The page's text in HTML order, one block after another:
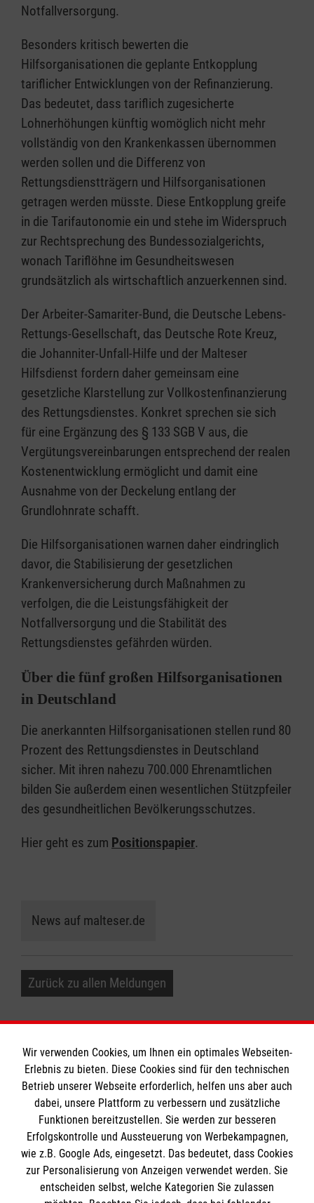
Notfallversorgung.
Besonders kritisch bewerten die
Hilfsorganisationen die geplante Entkopplung
tariflicher Entwicklungen von der Refinanzierung.
Das bedeutet, dass tariflich zugesicherte
Lohnerhöhungen künftig womöglich nicht mehr
vollständig von den Krankenkassen übernommen
werden sollen und die Differenz von
Rettungsdienstträgern und Hilfsorganisationen
getragen werden müsste. Diese Entkopplung greife
in die Tarifautonomie ein und stehe im Widerspruch
zur Rechtsprechung des Bundessozialgerichts,
wonach Tariflöhne im Gesundheitswesen
grundsätzlich als wirtschaftlich anzuerkennen sind.
Der Arbeiter-Samariter-Bund, die Deutsche Lebens-
Rettungs-Gesellschaft, das Deutsche Rote Kreuz,
die Johanniter-Unfall-Hilfe und der Malteser
Hilfsdienst fordern daher gemeinsam eine
gesetzliche Klarstellung zur Vollkostenfinanzierung
des Rettungsdienstes. Konkret sprechen sie sich
für eine Ergänzung des § 133 SGB V aus, die
Vergütungsvereinbarungen entsprechend der realen
Kostenentwicklung ermöglicht und damit eine
Ausnahme von der Deckelung entlang der
Grundlohnrate schafft.
Die Hilfsorganisationen warnen daher eindringlich
davor, die Stabilisierung der gesetzlichen
Krankenversicherung durch Maßnahmen zu
verfolgen, die die Leistungsfähigkeit der
Notfallversorgung und die Stabilität des
Rettungsdienstes gefährden würden.
Über die fünf großen Hilfsorganisationen
in Deutschland
Die anerkannten Hilfsorganisationen stellen rund 80
Prozent des Rettungsdienstes in Deutschland
sicher. Mit ihren nahezu 700.000 Ehrenamtlichen
bilden Sie außerdem einen wesentlichen Stützpfeiler
des gesundheitlichen Bevölkerungsschutzes.
Hier geht es zum Positionspapier.
News auf malteser.de
Zurück zu allen Meldungen
Informationen
Impressum
Datenschutz
Barrierefreiheit
Die Malteser
Wir verwenden Cookies, um Ihnen ein optimales Webseiten-
Erlebnis zu bieten. Diese Cookies sind für den technischen
Betrieb unserer Webseite erforderlich, helfen uns aber auch
dabei, unsere Plattform zu verbessern und zusätzliche
Funktionen bereitzustellen. Sie werden zur besseren
Erfolgskontrolle und Aussteuerung von Werbekampagnen,
wie z.B. Google Ads, eingesetzt. Das bedeutet, dass Cookies
zur Personalisierung von Anzeigen verwendet werden. Sie
entscheiden selbst, welche Kategorien Sie zulassen